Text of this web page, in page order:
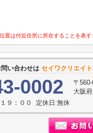
置は付近住所に所在することを表
い合わせは セイワクリエイ
0002
〒
大阪
９：００ 定休日:無休